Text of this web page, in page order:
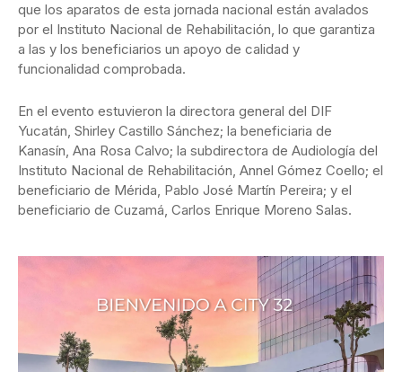
que los aparatos de esta jornada nacional están avalados
por el Instituto Nacional de Rehabilitación, lo que garantiza
a las y los beneficiarios un apoyo de calidad y
funcionalidad comprobada.
En el evento estuvieron la directora general del DIF
Yucatán, Shirley Castillo Sánchez; la beneficiaria de
Kanasín, Ana Rosa Calvo; la subdirectora de Audiología del
Instituto Nacional de Rehabilitación, Annel Gómez Coello; el
beneficiario de Mérida, Pablo José Martín Pereira; y el
beneficiario de Cuzamá, Carlos Enrique Moreno Salas.